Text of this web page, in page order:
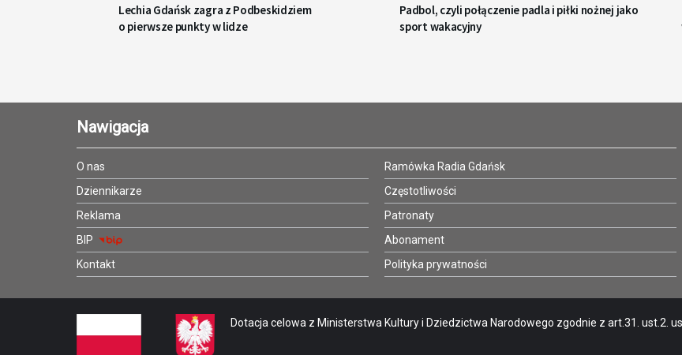
Lechia Gdańsk zagra z Podbeskidziem
o pierwsze punkty w lidze
Padbol, czyli połączenie padla i piłki nożnej jako
sport wakacyjny
Nawigacja
O nas
Dziennikarze
Reklama
BIP
Kontakt
Ramówka Radia Gdańsk
Częstotliwości
Patronaty
Abonament
Polityka prywatności
Dotacja celowa z Ministerstwa Kultury i Dziedzictwa Narodowego zgodnie z art.31. ust.2.